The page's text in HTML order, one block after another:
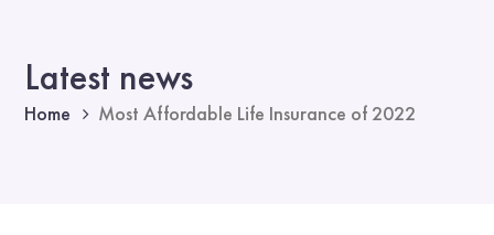
Latest news
Home Most Affordable Life Insurance of 2022